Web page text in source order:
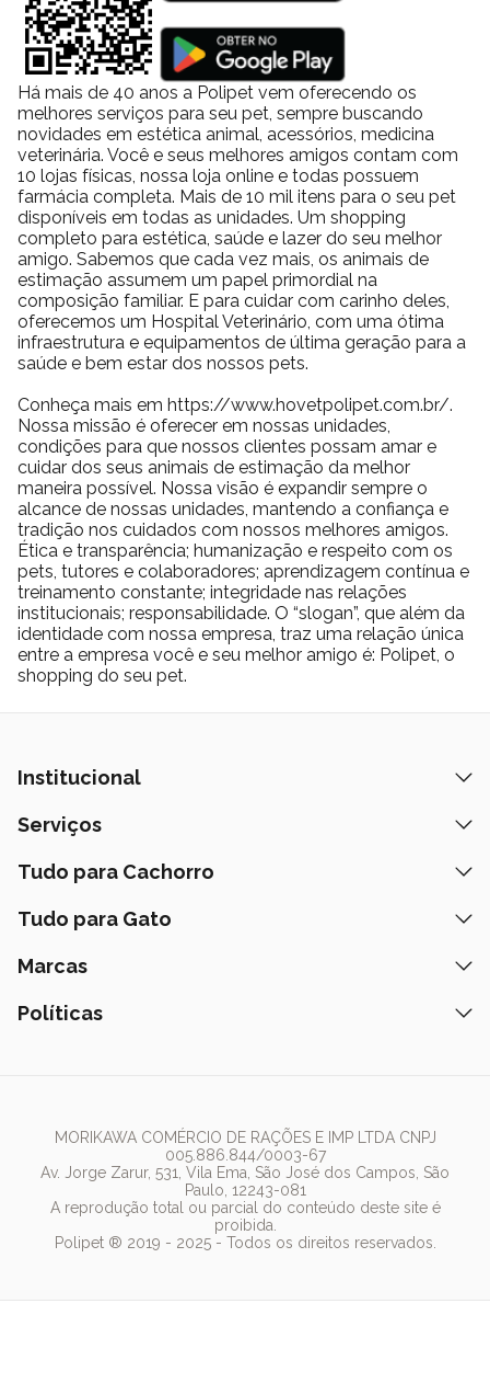
Há mais de 40 anos a Polipet vem oferecendo os
melhores serviços para seu pet, sempre buscando
novidades em estética animal, acessórios, medicina
veterinária. Você e seus melhores amigos contam com
10 lojas físicas, nossa loja online e todas possuem
farmácia completa. Mais de 10 mil itens para o seu pet
disponíveis em todas as unidades. Um shopping
completo para estética, saúde e lazer do seu melhor
amigo. Sabemos que cada vez mais, os animais de
estimação assumem um papel primordial na
composição familiar. E para cuidar com carinho deles,
oferecemos um Hospital Veterinário, com uma ótima
infraestrutura e equipamentos de última geração para a
saúde e bem estar dos nossos pets.
Conheça mais em https://www.hovetpolipet.com.br/.
Nossa missão é oferecer em nossas unidades,
condições para que nossos clientes possam amar e
cuidar dos seus animais de estimação da melhor
maneira possível. Nossa visão é expandir sempre o
alcance de nossas unidades, mantendo a confiança e
tradição nos cuidados com nossos melhores amigos.
Ética e transparência; humanização e respeito com os
pets, tutores e colaboradores; aprendizagem contínua e
treinamento constante; integridade nas relações
institucionais; responsabilidade. O “slogan”, que além da
identidade com nossa empresa, traz uma relação única
entre a empresa você e seu melhor amigo é: Polipet, o
shopping do seu pet.
Institucional
Quem Somos
Prazos de Entrega
Fale Conosco
Lista de Desejos
Serviços
Banho e Tosa
Peça pelo Delivery
Assinatura Polipet
Tudo para Cachorro
Ração
Coleiras
Tudo para Gato
Ração
Marcas
Nexgard
Pedigree
Whiskas
Dog Chow
Royal Canin
Políticas
MORIKAWA COMÉRCIO DE RAÇÕES E IMP LTDA CNPJ
005.886.844/0003-67
Av. Jorge Zarur, 531, Vila Ema, São José dos Campos, São
Paulo, 12243-081
A reprodução total ou parcial do conteúdo deste site é
proibida.
Polipet ® 2019 - 2025 - Todos os direitos reservados.